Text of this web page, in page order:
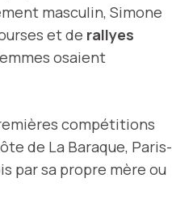
masculin, Simone
et de rallyes
osaient
compétitions
de La Baraque, Paris-
par sa propre mère ou